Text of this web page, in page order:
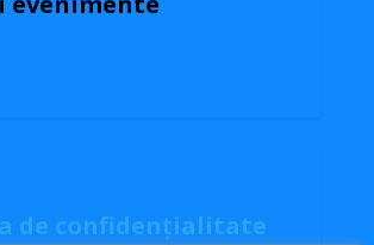
de confidențialitate